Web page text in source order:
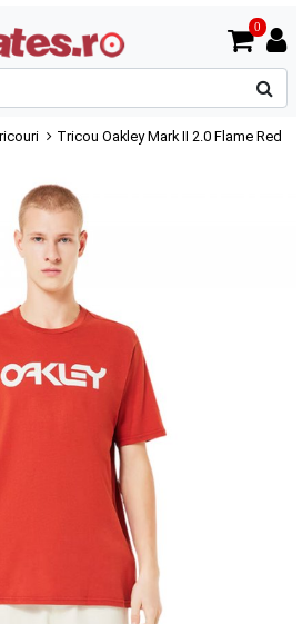
0
Tricou Oakley Mark II 2.0 Flame Red